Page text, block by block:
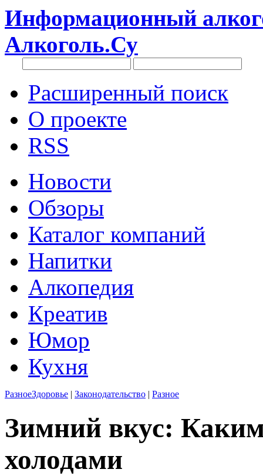
Информационный
Алкоголь.Су
Расширенный поиск
О проекте
RSS
Новости
Обзоры
Каталог компаний
Напитки
Алкопедия
Креатив
Юмор
Кухня
РазноеЗдоровье | Законодательство | Разное
Зимний вкус:
холодами